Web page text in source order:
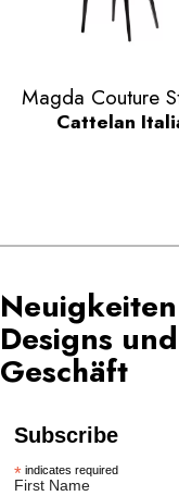
Vorschau
Magda Couture
Cattelan
Designs
Geschäft
Subscribe
* indicates required
First Name